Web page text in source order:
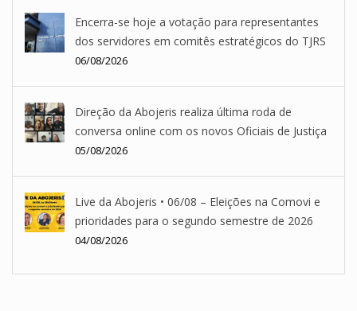
Encerra-se hoje a votação para representantes
dos servidores em comitês estratégicos do TJRS
06/08/2026
Direção da Abojeris realiza última roda de
conversa online com os novos Oficiais de Justiça
05/08/2026
Live da Abojeris • 06/08 – Eleições na Comovi e
prioridades para o segundo semestre de 2026
04/08/2026